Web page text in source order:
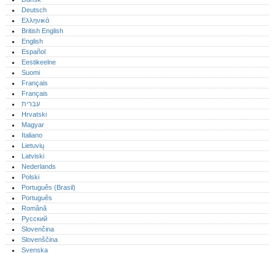
Deutsch
Ελληνικά
British English
English
Español
Eestikeelne
Suomi
Français
Français
עברית
Hrvatski
Magyar
Italiano
Lietuvių
Latviski
Nederlands
Polski
Português (Brasil)
Português‎
Română
Русский
Slovenčina
Slovenščina
Svenska